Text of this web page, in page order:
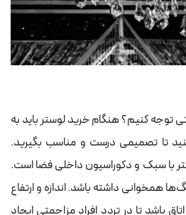
توجه کنیم؟ هنگام خرید لوستر باید به
تا تصمیمی درست و مناسب بگیرید.
با سبک و دکوراسیون داخلی فضا است.
همخوانی داشته باشد. اندازه و ارتفاع
باشد تا در تردد افراد مزاحمتی ایجاد